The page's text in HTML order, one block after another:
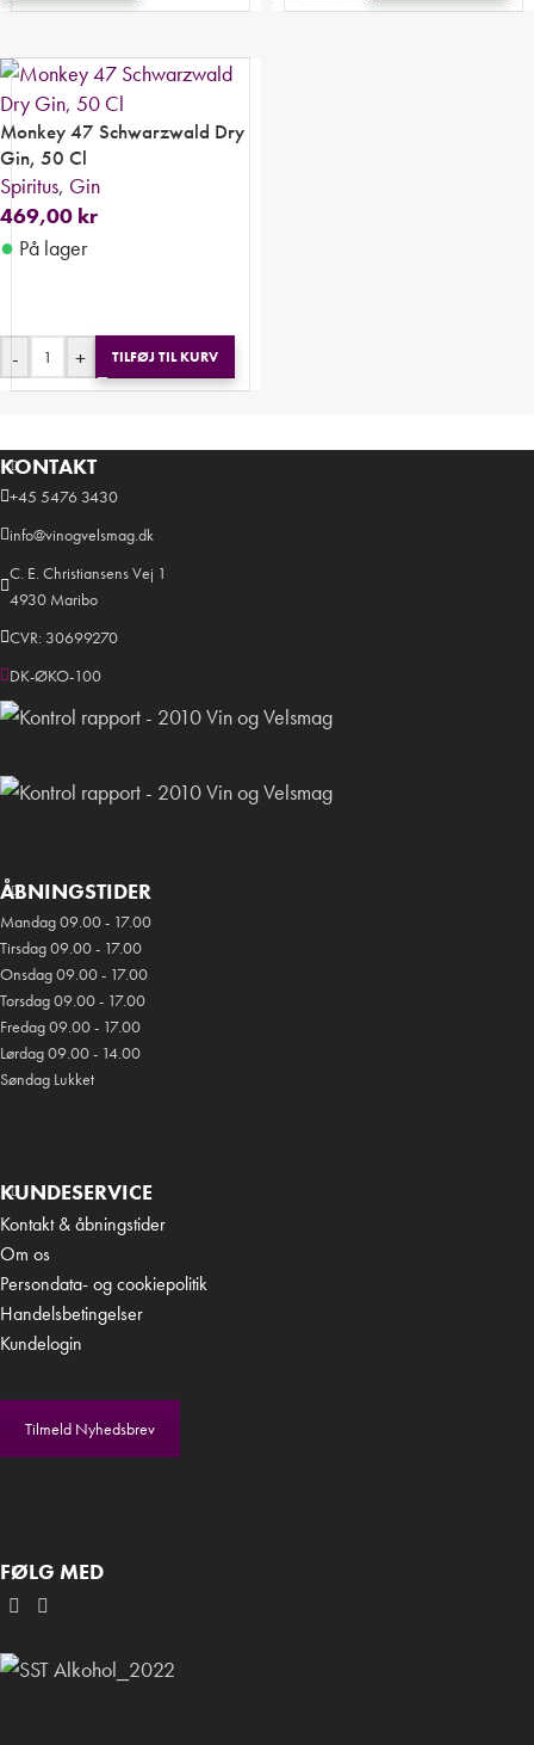
Monkey 47 Schwarzwald Dry
Gin, 50 Cl
Spiritus, Gin
469,00 kr
● På lager
- + TILFØJ TIL KURV
KONTAKT
+45 5476 3430
info@vinogvelsmag.dk
C. E. Christiansens Vej 1
4930 Maribo
CVR: 30699270
DK-ØKO-100
ÅBNINGSTIDER
Mandag 09.00 - 17.00
Tirsdag 09.00 - 17.00
Onsdag 09.00 - 17.00
Torsdag 09.00 - 17.00
Fredag 09.00 - 17.00
Lørdag 09.00 - 14.00
Søndag Lukket
KUNDESERVICE
Kontakt & åbningstider
Om os
Persondata- og cookiepolitik
Handelsbetingelser
Kundelogin
Tilmeld Nyhedsbrev
FØLG MED